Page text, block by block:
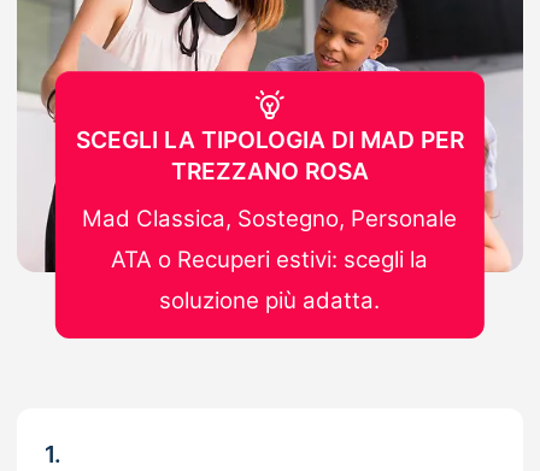
1.
SCEGLI LA TIPOLOGIA DI MAD PER
TREZZANO ROSA
Mad Classica, Sostegno, Personale
ATA o Recuperi estivi: scegli la
soluzione più adatta.